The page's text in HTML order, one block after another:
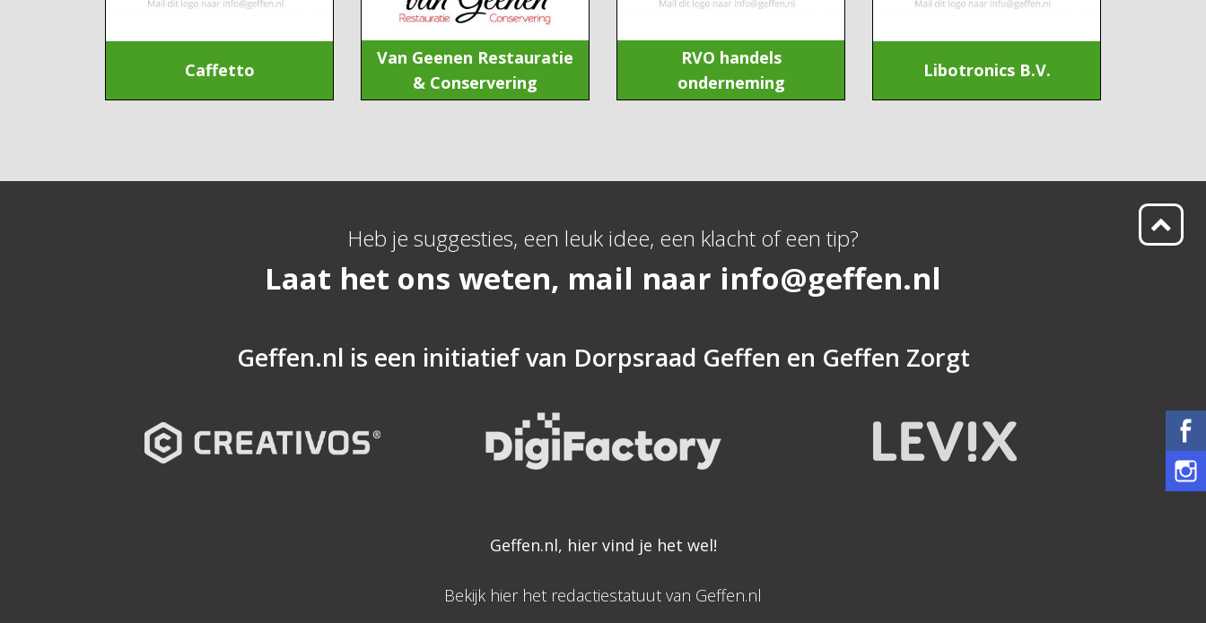
Caffetto
Van Geenen Restauratie
& Conservering
RVO handels
onderneming
Libotronics B.V.
Heb je suggesties, een leuk idee, een klacht of een tip?
Laat het ons weten, mail naar info@geffen.nl
Geffen.nl is een initiatief van Dorpsraad Geffen en Geffen Zorgt
Geffen.nl, hier vind je het wel!
Bekijk hier het redactiestatuut van Geffen.nl